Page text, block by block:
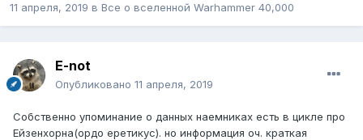
11 апреля, 2019 в Все о вселенной Warhammer 40,000
E-not
Опубликовано 11 апреля, 2019
Собственно упоминание о данных наемниках есть в цикле про
Ейзенхорна(ордо еретикус). но информация оч. краткая